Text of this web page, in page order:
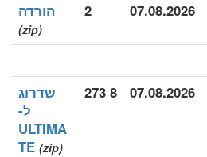
07.08.2026
2 הורדה
(zip)
07.08.2026
8 273
שדרוג
ל-
ULTIMA
TE (zip)